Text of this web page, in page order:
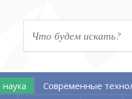
Современные